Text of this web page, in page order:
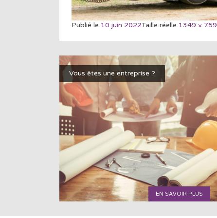
Publié le 10 juin 2022Taille réelle 1349 × 759
Vous êtes une entreprise ?
EN SAVOIR PLUS